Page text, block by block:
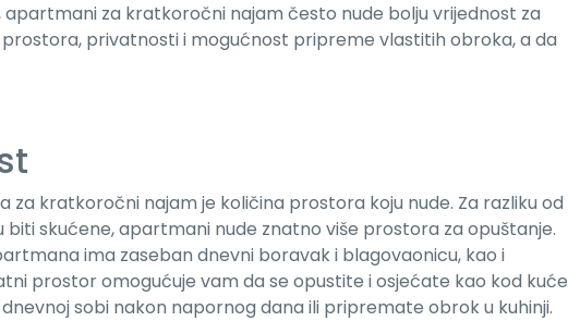
za kratkoročni najam često nude bolju vrijednost za
prostora, privatnosti i mogućnost pripreme vlastitih obroka, a da
kratkoročni najam je količina prostora koju nude. Za razliku od
skućene, apartmani nude znatno više prostora za opuštanje.
ima zaseban dnevni boravak i blagovaonicu, kao i
prostor omogućuje vam da se opustite i osjećate kao kod kuće
sobi nakon napornog dana ili pripremate obrok u kuhinji.